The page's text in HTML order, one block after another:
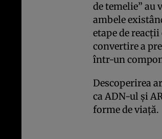
de temelie” au
ambele
etape de
convertire a
într-un
Descoperirea
ca ADN-ul şi
forme de viaţă.